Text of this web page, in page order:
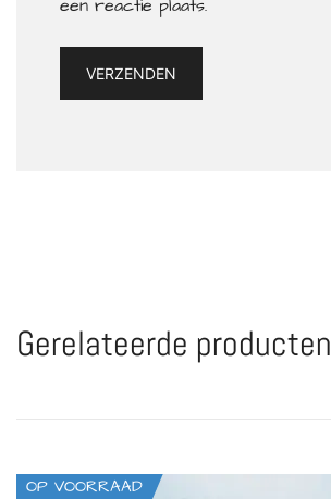
een reactie plaats.
Gerelateerde producten
OP VOORRAAD